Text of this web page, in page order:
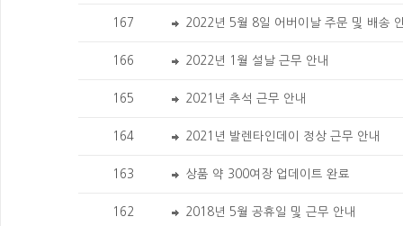
167 2022년 5월 8일 어버이날 주문 및 배송
166 2022년 1월 설날 근무 안내
165 2021년 추석 근무 안내
164 2021년 발렌타인데이 정상 근무 안내
163 상품 약 300여장 업데이트 완료
162 2018년 5월 공휴일 및 근무 안내